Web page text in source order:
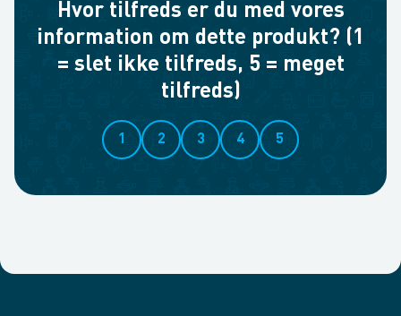
Hvor tilfreds er du med vores
information om dette produkt? (1
= slet ikke tilfreds, 5 = meget
tilfreds)
1 2 3 4 5